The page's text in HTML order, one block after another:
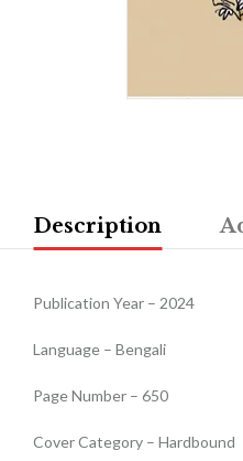
Description
Publication Year – 2024
Language – Bengali
Page Number – 650
Cover Category – Hardbound